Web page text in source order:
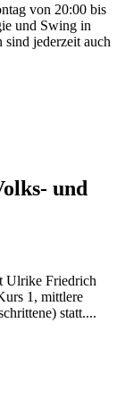
von 20:00 bis
und Swing in
sind jederzeit auch
und
Ulrike Friedrich
1, mittlere
statt....